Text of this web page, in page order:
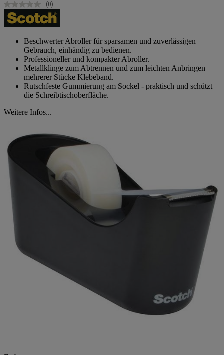
Kein
Beurteilungswert.
Link
derselben
Seite.
(0)
Beschwerter Abroller für sparsamen und zuverlässigen
Gebrauch, einhändig zu bedienen.
Professioneller und kompakter Abroller.
Metallklinge zum Abtrennen und zum leichten Anbringen
mehrerer Stücke Klebeband.
Rutschfeste Gummierung am Sockel - praktisch und schützt
die Schreibtischoberfläche.
Weitere Infos...